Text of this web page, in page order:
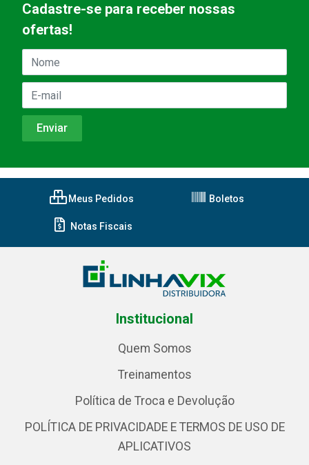
Cadastre-se para receber nossas
ofertas!
Meus Pedidos Boletos
Notas Fiscais
Institucional
Quem Somos
Treinamentos
Política de Troca e Devolução
POLÍTICA DE PRIVACIDADE E TERMOS DE USO DE
APLICATIVOS